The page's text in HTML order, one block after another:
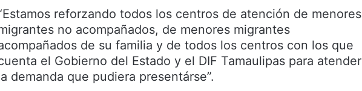
reforzando todos los centros de atención de menores
no acompañados, de menores migrantes
de su familia y de todos los centros con los que
el Gobierno del Estado y el DIF Tamaulipas para atender
demanda que pudiera presentárse”.